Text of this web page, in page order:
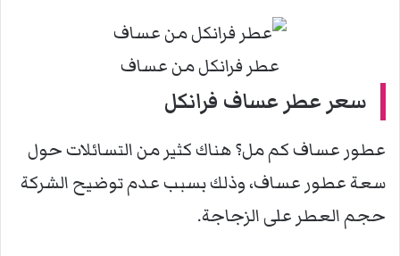
عطر فرانكل من عساف
سعر عطر عساف فرانكل
عطور عساف كم مل؟ هناك كثير من التسائلات حول
سعة عطور عساف، وذلك بسبب عدم توضيح الشركة
حجم العطر على الزجاجة.